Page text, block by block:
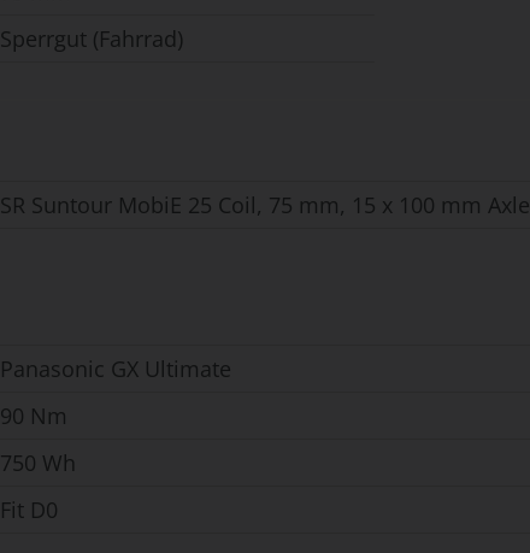
Sperrgut (Fahrrad)
SR Suntour MobiE 25 Coil, 75 mm, 15 x 100 mm Axle
Panasonic GX Ultimate
90 Nm
750 Wh
Fit D0